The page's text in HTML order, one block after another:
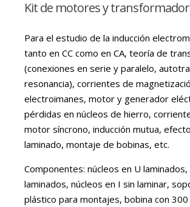
Kit de motores y
Para el estudio de la inducción
tanto en CC como en CA, teoría de
(conexiones en serie y paralelo,
resonancia), corrientes de
electroimanes, motor y generador
pérdidas en núcleos de hierro,
motor síncrono, inducción mutua,
laminado, montaje de bobinas, etc.
Componentes: núcleos en U laminados,
laminados, núcleos en I sin laminar,
plástico para montajes, bobina con